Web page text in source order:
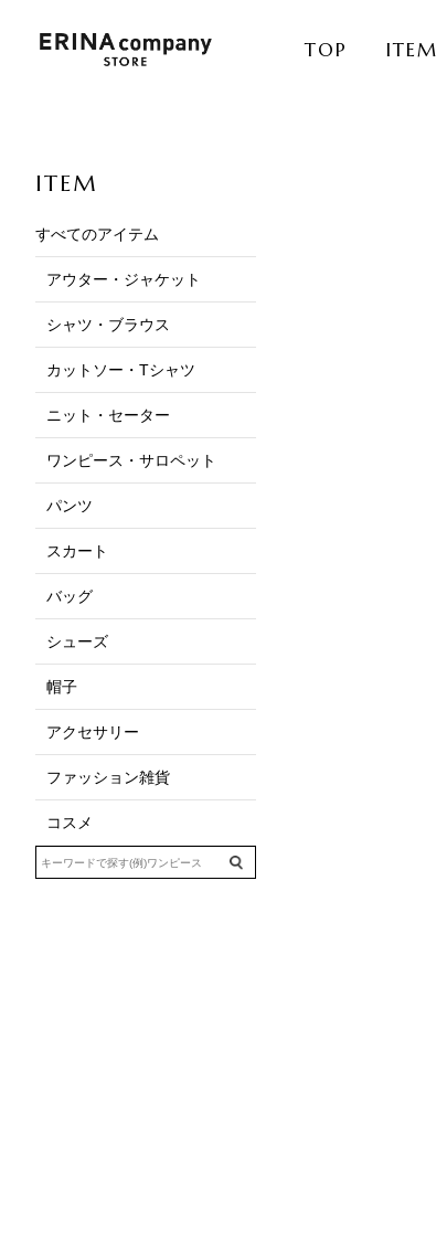
TOP ITEM
ITEM
すべてのアイテム
アウター・ジャケット
シャツ・ブラウス
カットソー・Tシャツ
ニット・セーター
ワンピース・サロペット
パンツ
スカート
バッグ
シューズ
帽子
アクセサリー
ファッション雑貨
コスメ